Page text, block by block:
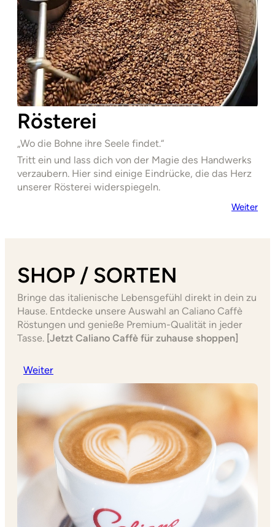
Rösterei
„Wo die Bohne ihre Seele findet.“
Tritt ein und lass dich von der Magie des Handwerks
verzaubern. Hier sind einige Eindrücke, die das Herz
unserer Rösterei widerspiegeln.
Weiter
SHOP / SORTEN
Bringe das italienische Lebensgefühl direkt in dein zu
Hause. Entdecke unsere Auswahl an Caliano Caffè
Röstungen und genieße Premium-Qualität in jeder
Tasse. [Jetzt Caliano Caffè für zuhause shoppen]
Weiter